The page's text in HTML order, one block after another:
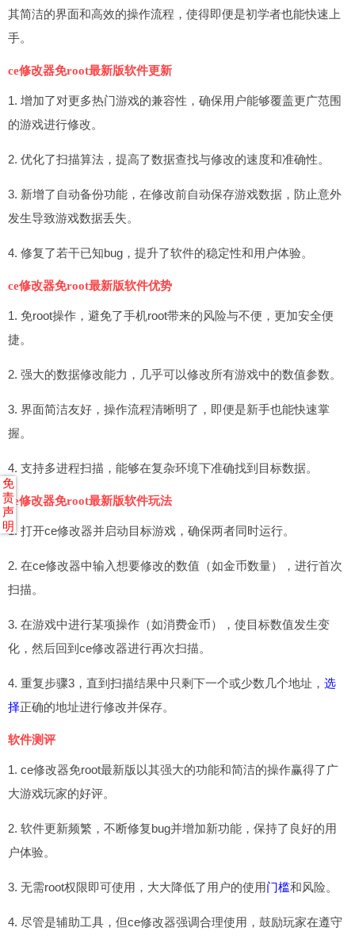
其简洁的界面和高效的操作流程，使得即便是初学者也能快速上
手。
ce修改器免root最新版软件更新
1. 增加了对更多热门游戏的兼容性，确保用户能够覆盖更广范围
的游戏进行修改。
2. 优化了扫描算法，提高了数据查找与修改的速度和准确性。
3. 新增了自动备份功能，在修改前自动保存游戏数据，防止意外
发生导致游戏数据丢失。
4. 修复了若干已知bug，提升了软件的稳定性和用户体验。
ce修改器免root最新版软件优势
1. 免root操作，避免了手机root带来的风险与不便，更加安全便
捷。
2. 强大的数据修改能力，几乎可以修改所有游戏中的数值参数。
3. 界面简洁友好，操作流程清晰明了，即便是新手也能快速掌
握。
4. 支持多进程扫描，能够在复杂环境下准确找到目标数据。
ce修改器免root最新版软件玩法
1. 打开ce修改器并启动目标游戏，确保两者同时运行。
2. 在ce修改器中输入想要修改的数值（如金币数量），进行首次
扫描。
3. 在游戏中进行某项操作（如消费金币），使目标数值发生变
化，然后回到ce修改器进行再次扫描。
4. 重复步骤3，直到扫描结果中只剩下一个或少数几个地址， 选
择正确的地址进行修改并保存。
软件测评
1. ce修改器免root最新版以其强大的功能和简洁的操作赢得了广
大游戏玩家的好评。
2. 软件更新频繁，不断修复bug并增加新功能，保持了良好的用
户体验。
3. 无需root权限即可使用，大大降低了用户的使用门槛和风险。
4. 尽管是辅助工具，但ce修改器强调合理使用，鼓励玩家在遵守
免
责
声
明